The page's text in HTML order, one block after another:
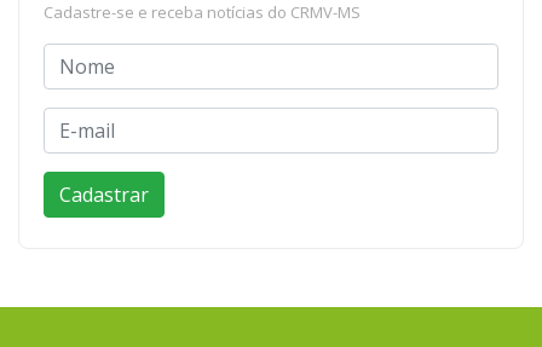
Cadastre-se e receba notícias do CRMV-MS